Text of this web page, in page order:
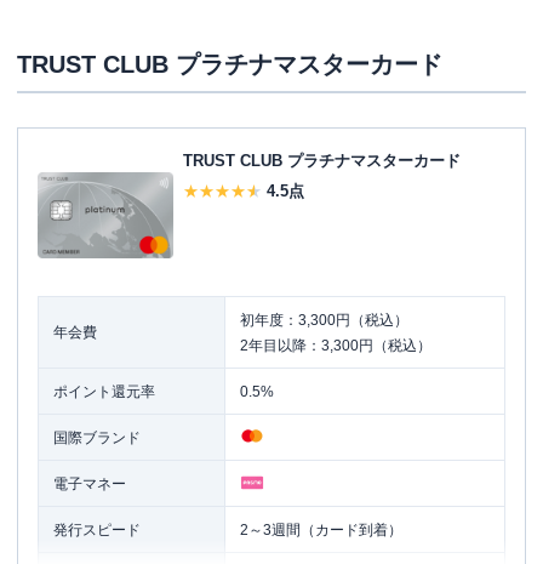
TRUST CLUB プラチナマスターカード
TRUST CLUB プラチナマスターカード
4.5点
年会費
初年度：3,300円（税込）
2年目以降：3,300円（税込）
ポイント還元率 0.5%
国際ブランド
電子マネー
発行スピード 2～3週間（カード到着）